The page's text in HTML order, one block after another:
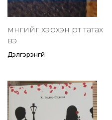
мөнгийг хэрхэн өөртөө татах
вэ
Дэлгэрэнгүй